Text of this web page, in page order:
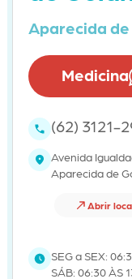
Aparecida
Medicina
(62) 3121-
Avenida
Aparecida de
Abrir
SEG a SEX:
SÁB: 06:30 ÀS